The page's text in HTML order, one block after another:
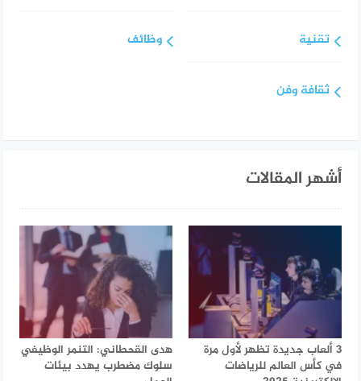
تقنية
ثقافة وفن
وظائف
أشهر المقالات
3 ألعاب جديدة تظهر لأول مرة
في كأس العالم للرياضات
هدى القحطاني: التنمر الوظيفي
سلوك مضطرب يهدد بيئات